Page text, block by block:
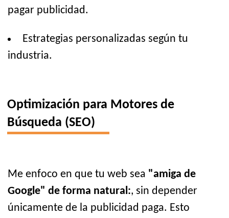
pagar publicidad.
Estrategias personalizadas según tu
industria.
Optimización para Motores de
Búsqueda (SEO)
Me enfoco en que tu web sea "amiga de
Google" de forma natural:, sin depender
únicamente de la publicidad paga. Esto